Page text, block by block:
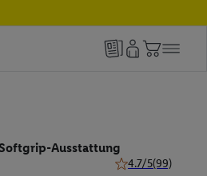
Ausstattung
4.7/5(99)